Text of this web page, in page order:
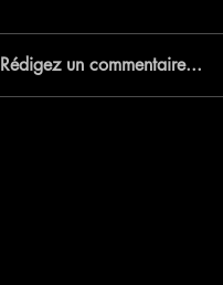
Rédigez un commentaire...